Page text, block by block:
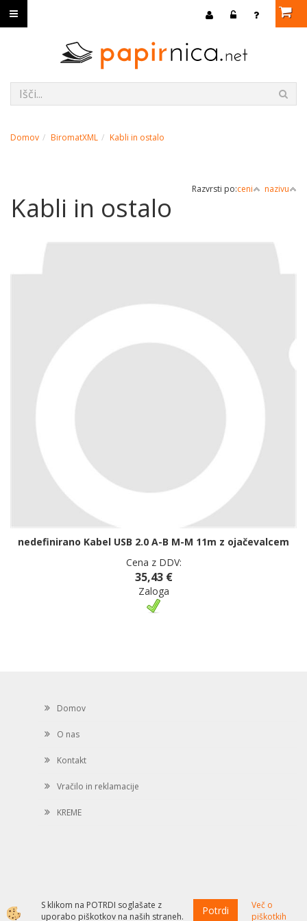
Domov BiromatXML Kabli in ostalo
Razvrsti po:ceni nazivu
Kabli in ostalo
nedefinirano Kabel USB 2.0 A-B M-M 11m z ojačevalcem
Cena z DDV:
35,43 €
Zaloga
Domov
O nas
Kontakt
Vračilo in reklamacije
KREME
Izdelava spletne trgovine
S klikom na POTRDI soglašate z
uporabo piškotkov na naših straneh.
Potrdi
Več o
piškotkih